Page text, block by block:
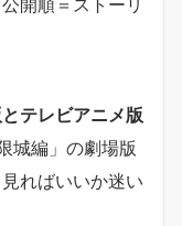
テレビアニメ版
城編」の劇場版
ればいいか迷い